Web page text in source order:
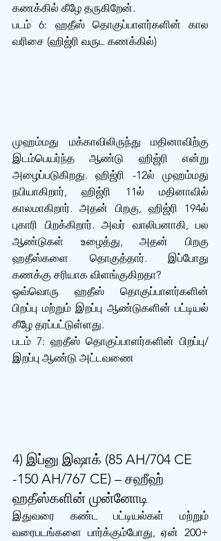
கணக்கில் கீழே தருகிறேன்.
படம் 6: ஹதீஸ் தொகுப்பாளர்களின் கால
வரிசை (ஹிஜ்ரி வருட கணக்கில்)
முஹம்மது மக்காவிலிருந்து மதினாவிற்கு
இடம்பெயர்ந்த ஆண்டு ஹிஜ்ரி என்று
அழைப்படுகிறது. ஹிஜ்ரி -12ல் முஹம்மது
நபியாகிறார், ஹிஜ்ரி 11ல் மதினாவில்
காலமாகிறார். அதன் பிறகு, ஹிஜ்ரி 194ல்
புகாரி பிறக்கிறார். அவர் வாலிபனாகி, பல
ஆண்டுகள் உழைத்து, அதன் பிறகு
ஹதீஸ்களை தொகுத்தார். இப்போது
கணக்கு சரியாக விளங்குகிறதா?
ஒவ்வொரு ஹதீஸ் தொகுப்பாளர்களின்
பிறப்பு மற்றும் இறப்பு ஆண்டுகளின் பட்டியல்
கீழே தரப்பட்டுள்ளது.
படம் 7: ஹதீஸ் தொகுப்பாளர்களின் பிறப்பு/
இறப்பு ஆண்டு அட்டவணை
4) இப்னு இஷாக் (85 AH/704 CE
-150 AH/767 CE) – சஹீஹ்
ஹதீஸ்களின் முன்னோடி
இதுவரை கண்ட பட்டியல்கள் மற்றும்
வரைபடங்களை பார்க்கும்போது, ஏன் 200+